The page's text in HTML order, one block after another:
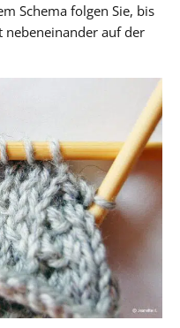
Schema folgen Sie, bis
nebeneinander auf der